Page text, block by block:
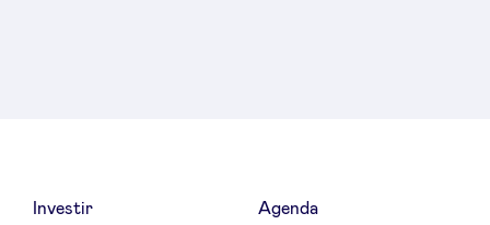
Investir Agenda